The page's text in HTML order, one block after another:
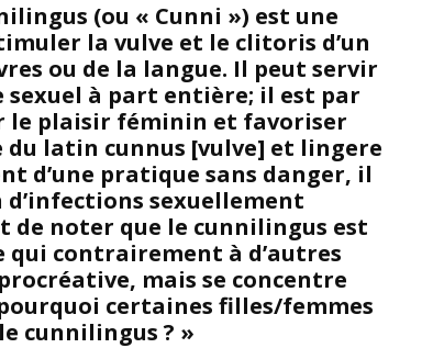
(ou « Cunni ») est une
la vulve et le clitoris d’un
ou de la langue. Il peut servir
à part entière; il est par
le plaisir féminin et favoriser
du latin cunnus [vulve] et lingere
d’une pratique sans danger, il
sexuellement
de noter que le cunnilingus est
qui contrairement à d’autres
mais se concentre
certaines filles/femmes
cunnilingus ? »